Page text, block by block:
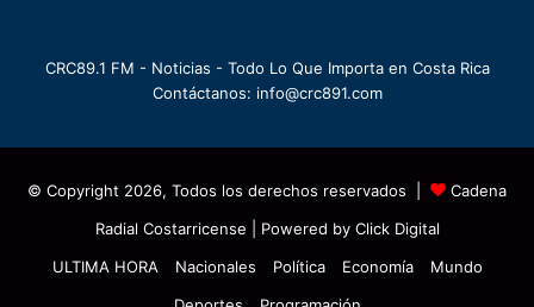
CRC89.1 FM - Noticias - Todo Lo Que Importa en Costa Rica
Contáctanos: info@crc891.com
© Copyright 2026, Todos los derechos reservados |
Cadena
Radial Costarricense | Powered by Click Digital
ULTIMA HORA
Nacionales Política Economía
Mundo